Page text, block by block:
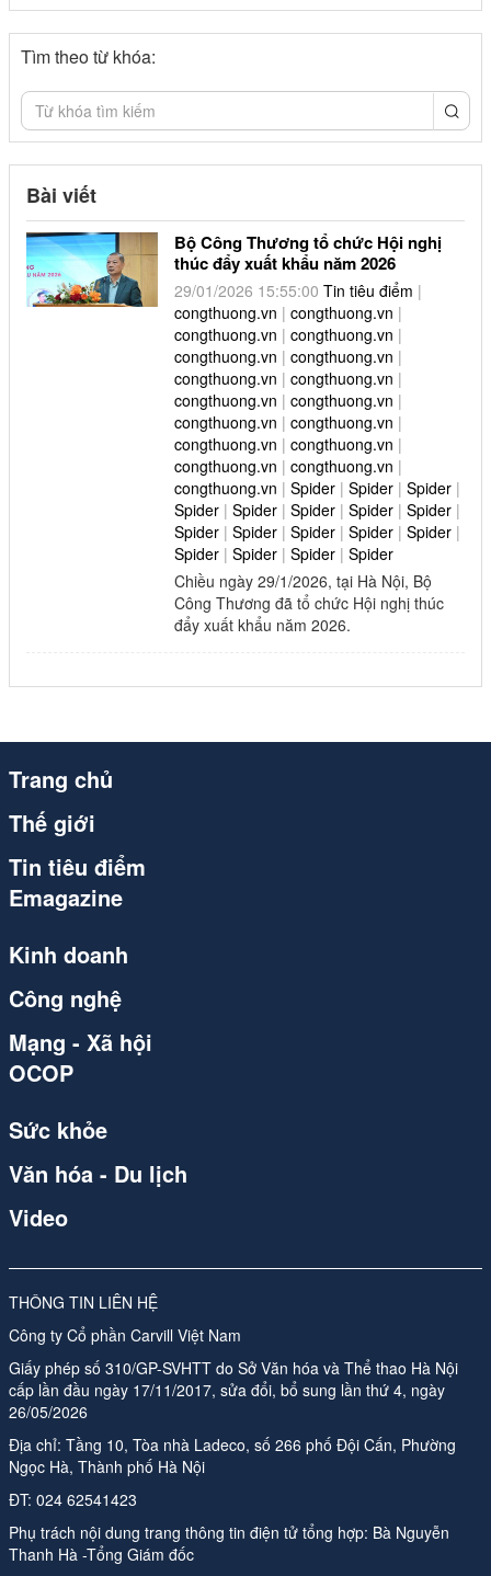
Spider (1)
congthuong.vn (1)
congthuong.vn (1)
congthuong.vn (1)
congthuong.vn (1)
congthuong.vn (1)
congthuong.vn (1)
congthuong.vn (1)
congthuong.vn (1)
congthuong.vn (1)
congthuong.vn (1)
congthuong.vn (1)
Spider (1)
congthuong.vn (1)
Spider (1)
congthuong.vn (1)
Spider
Spider
Spider
Spider
Spider (1)
qdnd.vn
qdnd.vn
qdnd.vn
qdnd.vn
qdnd.vn
qdnd.vn
qdnd.vn
Tìm theo từ khóa:
Bài viết
Bộ Công Thương tổ chức Hội nghị
thúc đẩy xuất khẩu năm 2026
29/01/2026 15:55:00 Tin tiêu điểm |
congthuong.vn | congthuong.vn |
congthuong.vn | congthuong.vn |
congthuong.vn | congthuong.vn |
congthuong.vn | congthuong.vn |
congthuong.vn | congthuong.vn |
congthuong.vn | congthuong.vn |
congthuong.vn | congthuong.vn |
congthuong.vn | congthuong.vn |
congthuong.vn | Spider | Spider | Spider |
Spider | Spider | Spider | Spider | Spider |
Spider | Spider | Spider | Spider | Spider |
Spider | Spider | Spider | Spider
Chiều ngày 29/1/2026, tại Hà Nội, Bộ
Công Thương đã tổ chức Hội nghị thúc
đẩy xuất khẩu năm 2026.
THÔNG TIN LIÊN HỆ
Công ty Cổ phần Carvill Việt Nam
Giấy phép số 310/GP-SVHTT do Sở Văn hóa và Thể thao Hà Nội
cấp lần đầu ngày 17/11/2017, sửa đổi, bổ sung lần thứ 4, ngày
26/05/2026
Địa chỉ: Tầng 10, Tòa nhà Ladeco, số 266 phố Đội Cấn, Phường
Ngọc Hà, Thành phố Hà Nội
ĐT: 024 62541423
Phụ trách nội dung trang thông tin điện tử tổng hợp: Bà Nguyễn
Thanh Hà -Tổng Giám đốc
Trang chủ
Thế giới
Tin tiêu điểm
Emagazine
Kinh doanh
Công nghệ
Mạng - Xã hội
OCOP
Sức khỏe
Văn hóa - Du lịch
Video